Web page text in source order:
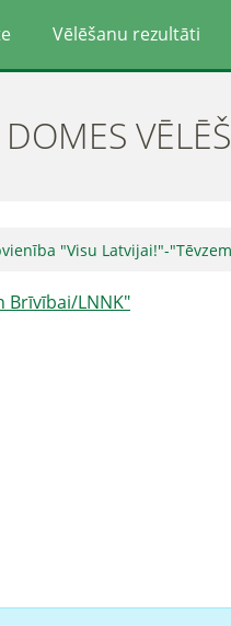
Vēlēšanu rezultāti
"Visu Latvijai!"-
Brīvībai/LNNK"